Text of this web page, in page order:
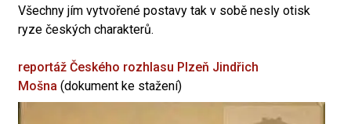
Všechny jím vytvořené postavy tak v sobě nesly otisk
ryze českých charakterů.
reportáž Českého rozhlasu Plzeň Jindřich
Mošna (dokument ke stažení)